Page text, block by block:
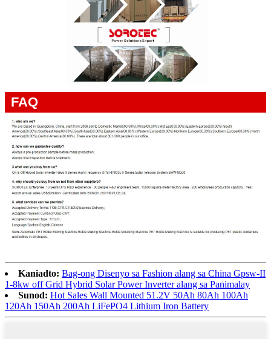
FAQ
Kaniadto: Bag-ong Disenyo sa Fashion alang sa China Gpsw-II
1-8kw off Grid Hybrid Solar Power Inverter alang sa Panimalay
Sunod: Hot Sales Wall Mounted 51.2V 50Ah 80Ah 100Ah
120Ah 150Ah 200Ah LiFePO4 Lithium Iron Battery